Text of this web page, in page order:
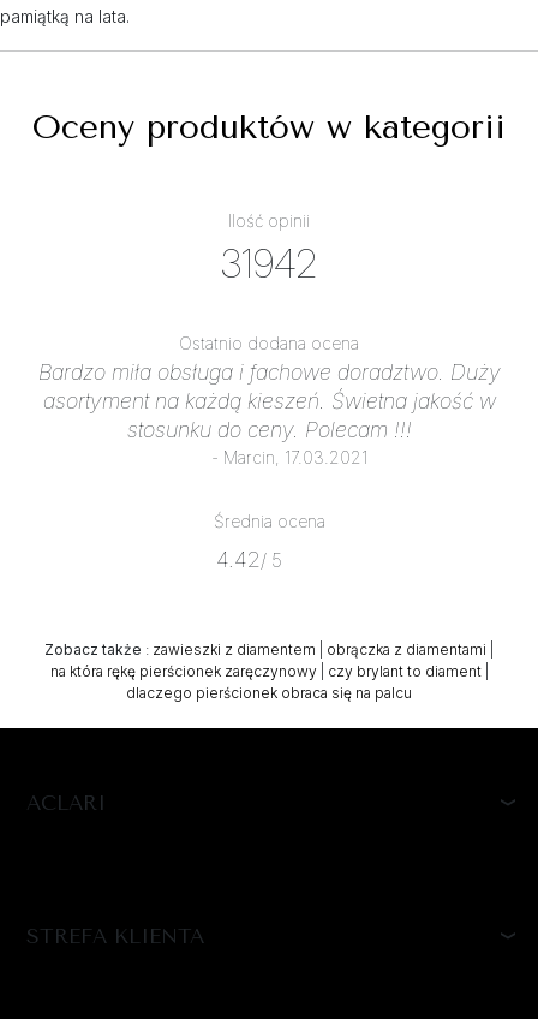
pamiątką na lata.
Oceny produktów w kategorii
Ilość opinii
31942
Ostatnio dodana ocena
Bardzo miła obsługa i fachowe doradztwo. Duży
asortyment na każdą kieszeń. Świetna jakość w
stosunku do ceny. Polecam !!!
- Marcin, 17.03.2021
Średnia ocena
4.42/ 5
Zobacz także : zawieszki z diamentem obrączka z diamentami
na która rękę pierścionek zaręczynowy| czy brylant to diament|
dlaczego pierścionek obraca się na palcu
ACLARI
STREFA KLIENTA